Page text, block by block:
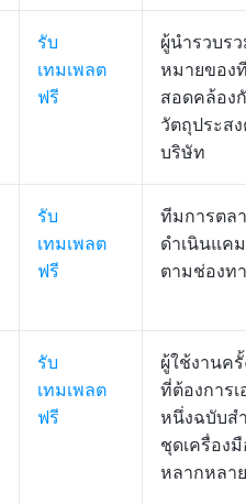
รับ
เทมเพลต
ฟรี
ผู้นำรวบรว
หมายของ
สอดคล้อง
วัตถุประส
บริษัท
รับ
เทมเพลต
ฟรี
ทีมการตล
ดำเนินแค
ตามช่องท
รับ
เทมเพลต
ฟรี
ผู้ใช้งานค
ที่ต้องการเ
หนึ่งฉบับส
ชุดเครื่อง
หลากหลาย